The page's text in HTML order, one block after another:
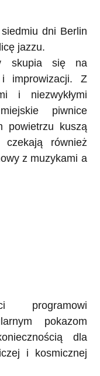
dni Berlin
jazzu.
skupia się na
improwizacji. Z
i niezwykłymi
piwnice
powietrzu kuszą
czekają również
z muzykami a
programowi
pokazom
dla
i kosmicznej